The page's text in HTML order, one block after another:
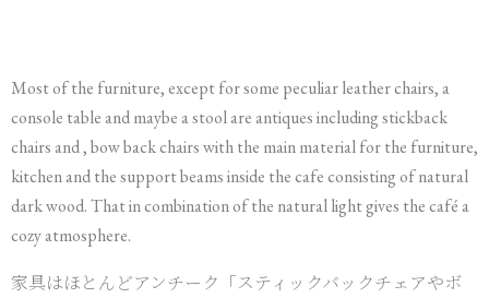
Most of the furniture, except for some peculiar leather chairs, a
console table and maybe a stool are antiques including stickback
chairs and , bow back chairs with the main material for the furniture,
kitchen and the support beams inside the cafe consisting of natural
dark wood. That in combination of the natural light gives the café a
cozy atmosphere.
家具はほとんどアンチーク「スティックバックチェアやボ